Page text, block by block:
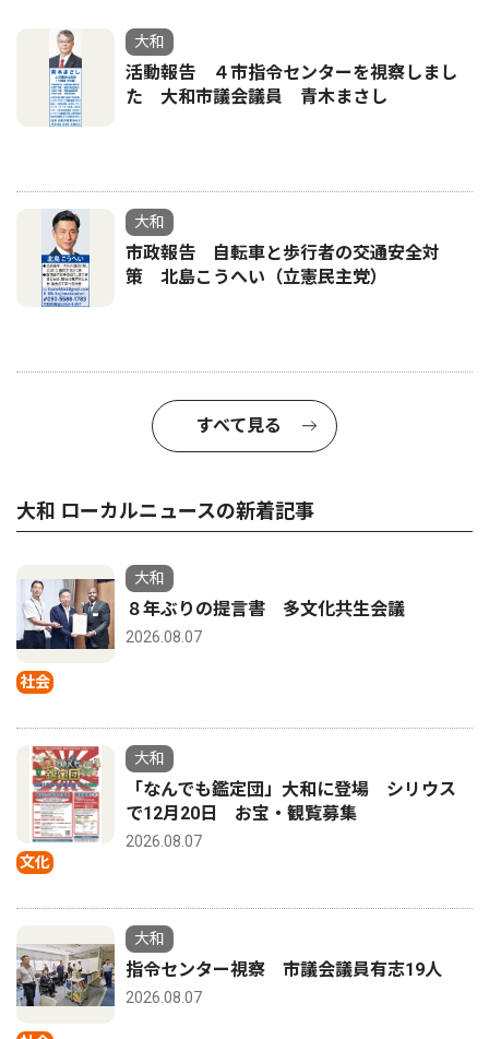
大和
活動報告 ４市指令センターを視察しまし
た 大和市議会議員 青木まさし
大和
市政報告 自転車と歩行者の交通安全対
策 北島こうへい（立憲民主党）
すべて見る
大和 ローカルニュースの新着記事
社会
大和
８年ぶりの提言書 多文化共生会議
2026.08.07
文化
大和
「なんでも鑑定団」大和に登場 シリウス
で12月20日 お宝・観覧募集
2026.08.07
大和
指令センター視察 市議会議員有志19人
2026.08.07